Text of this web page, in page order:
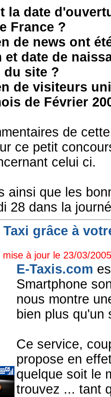
la date
France ?
de news ont
et date de
site ?
de visiteurs
de Février
de
ce petit
celui ci.
ainsi que les
28 dans la
grâce à
mise à jour le 23/03/
E-Taxis.com
Smartphone
nous montre
bien plus qu'un
Ce service,
propose en
quelque soit le
trouvez ... tant